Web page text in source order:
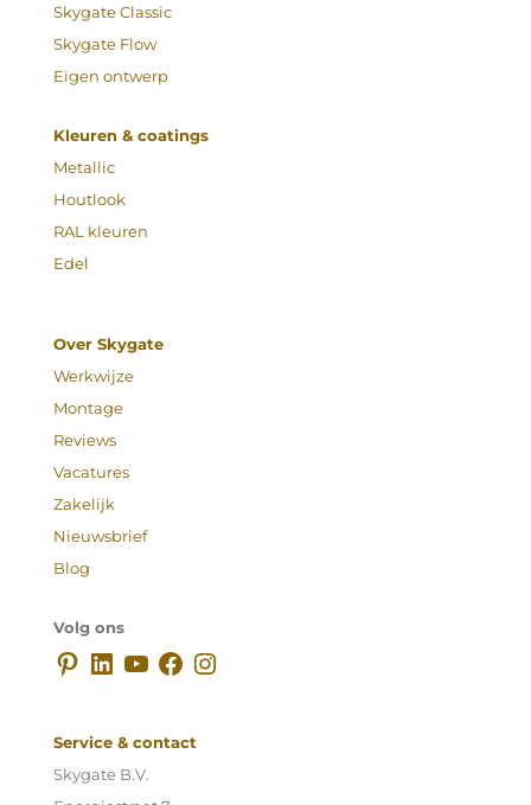
Skygate Classic
Skygate Flow
Eigen ontwerp
Kleuren & coatings
Metallic
Houtlook
RAL kleuren
Edel
Over Skygate
Werkwijze
Montage
Reviews
Vacatures
Zakelijk
Nieuwsbrief
Blog
Volg ons
Pinterest
LinkedIn
YouTube
Facebook
Instagram
Service & contact
Skygate B.V.